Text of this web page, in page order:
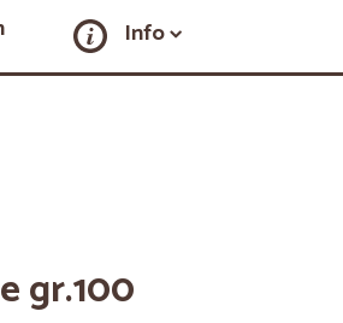
Info
gr.100